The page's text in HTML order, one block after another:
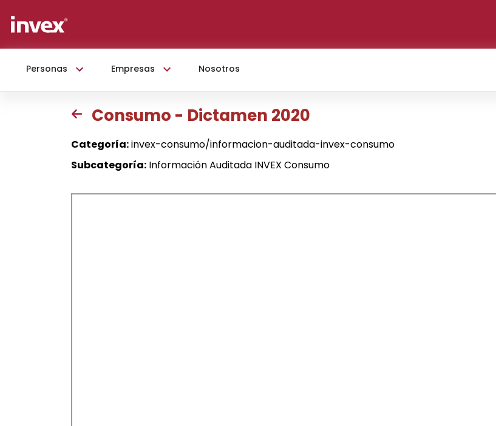
Personas Empresas Nosotros
Consumo - Dictamen 2020
Categoría:invex-consumo/informacion-auditada-invex-consumo
Subcategoría: Información Auditada INVEX Consumo